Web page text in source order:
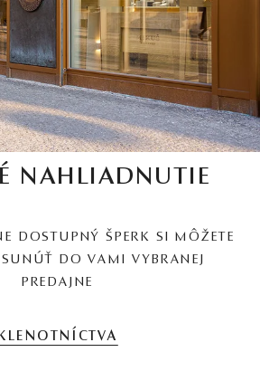
NAHLIADNUTIE
DOSTUPNÝ ŠPERK SI MÔŽETE
DO VAMI VYBRANEJ
PREDAJNE